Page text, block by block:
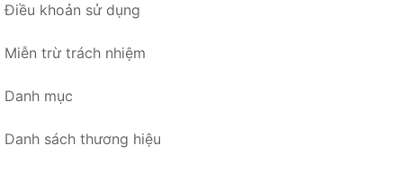
Điều khoản sử dụng
Miễn trừ trách nhiệm
Danh mục
Danh sách thương hiệu